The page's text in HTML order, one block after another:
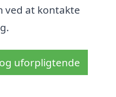
ved at kontakte
uforpligtende